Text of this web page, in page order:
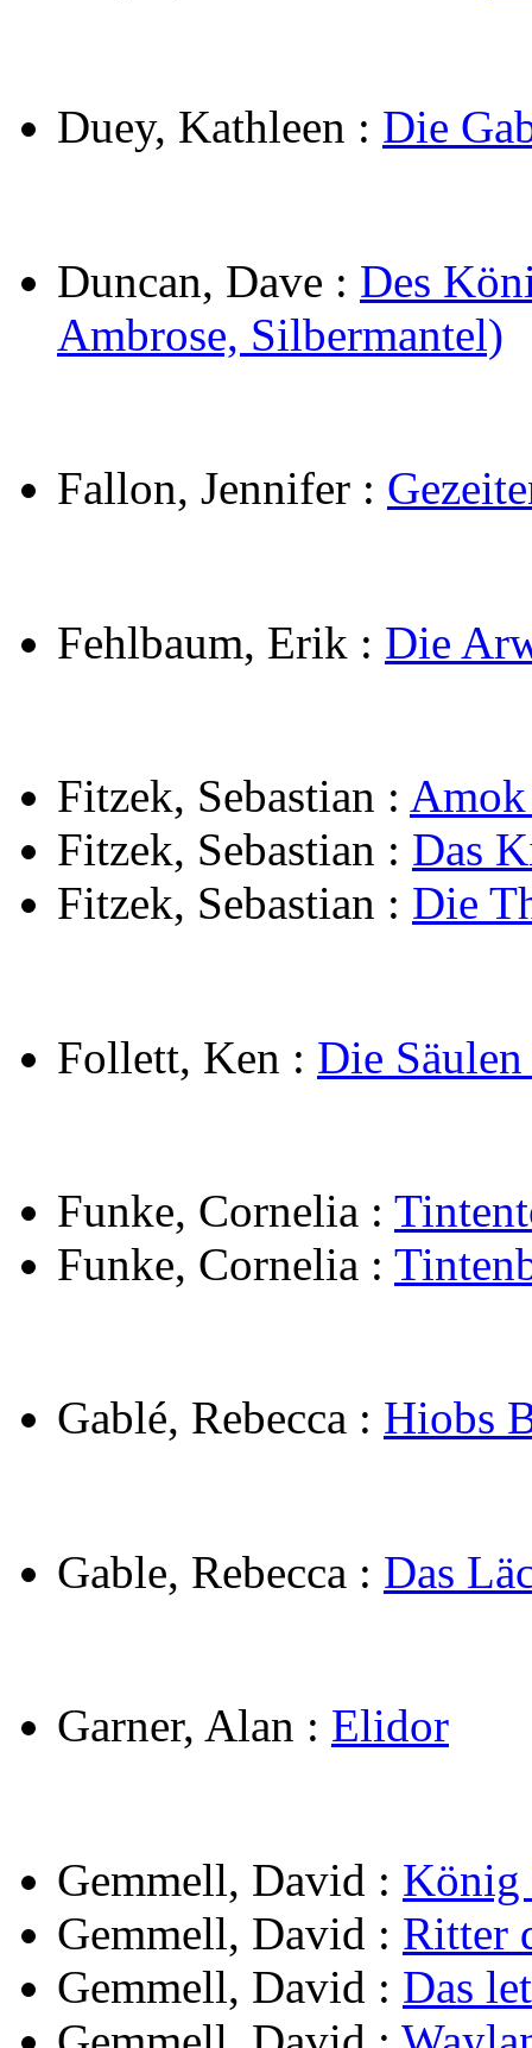
Duey, Kathleen : Die
Duncan, Dave : Des
Ambrose, Silbermantel)
Fallon, Jennifer :
Fehlbaum, Erik : Die
Fitzek, Sebastian :
Fitzek, Sebastian : Das
Fitzek, Sebastian : Die
Follett, Ken : Die
Funke, Cornelia :
Funke, Cornelia :
Gablé, Rebecca : Hiobs
Gable, Rebecca : Das
Garner, Alan : Elidor
Gemmell, David : König
Gemmell, David : Ritter
Gemmell, David : Das